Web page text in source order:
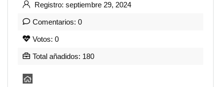
Registro: septiembre 29, 2024
Comentarios: 0
Votos: 0
Total añadidos: 180